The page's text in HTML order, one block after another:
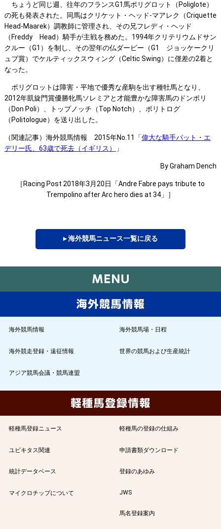
ちょうど同じ週、往年のフランスG1馬ポリグロット（Poliglote）
の死も発表された。同馬はクリケット・ヘッド-マアレク（Criquette
Head-Maarek）調教師に管理され、その兄フレディ・ヘッド
（Freddy Head）騎手が主戦を務めた。1994年クリテリウムドサン
クルー（G1）を制し、その翌年の仏ダービー（G1 ジョッケークリ
ュブ賞）でケルティックスウィング（Celtic Swing）に僅差の2着と
なった。
ポリグロットは障害・平地で優秀な産駒を出す種牡馬となり、
2012年凱旋門賞優勝牝馬ソレミアと才能豊かな障害馬のドンポリ
（Don Poli）、トップノッチ（Top Notch）、ポリトログ
（Politologue）を送り出した。
（関連記事）海外競馬情報 2015年No.11「偉大な騎手パット・エ
デリー氏、63歳で死去（イギリス）
」
By Graham Dench
［Racing Post 2018年3月20日「Andre Fabre pays tribute to
Trempolino after Arc hero dies at 34」］
▸ 海外競馬ニュース一覧に戻る
海外競馬情報 海外競馬場・日程
海外競走登録・遠征情報 世界の競馬および生産統計
アジア競馬会議・競馬連盟
軽種馬登録ニュース 軽種馬の登録の仕組み
ユビキタス関連 申請書類ダウンロード
統計データベース 登録のあゆみ
マイクロチップについて JWS
馬名登録案内